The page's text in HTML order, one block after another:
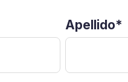
Apellido*